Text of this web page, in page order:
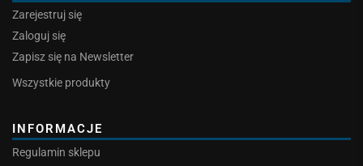
Zarejestruj się
Zaloguj się
Zapisz się na Newsletter
Wszystkie produkty
INFORMACJE
Regulamin sklepu